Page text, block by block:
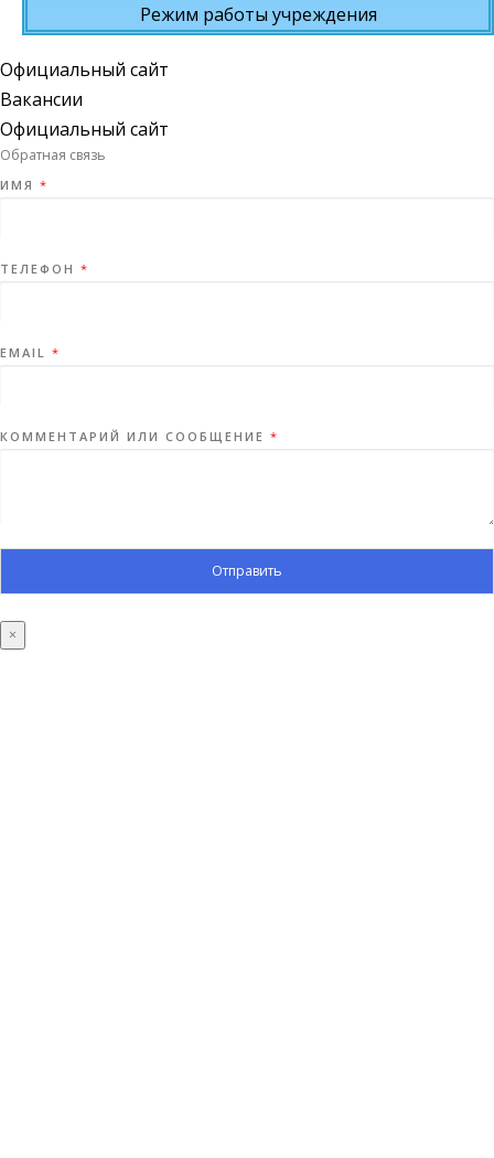
Режим работы учреждения
Официальный сайт
Вакансии
Официальный сайт
Обратная связь
ИМЯ *
ТЕЛЕФОН *
EMAIL *
КОММЕНТАРИЙ ИЛИ СООБЩЕНИЕ *
Отправить
×